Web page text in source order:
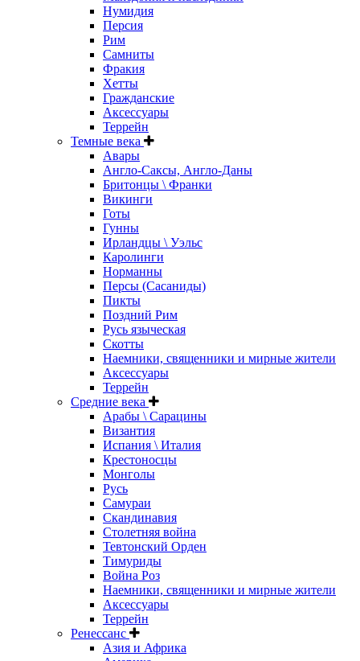
Нумидия
Персия
Рим
Самниты
Фракия
Хетты
Гражданские
Аксессуары
Террейн
Темные века
Авары
Англо-Саксы, Англо-Даны
Бритонцы \ Франки
Викинги
Готы
Гунны
Ирландцы \ Уэльс
Каролинги
Норманны
Персы (Сасаниды)
Пикты
Поздний Рим
Русь языческая
Скотты
Наемники, священники и мирные жители
Аксессуары
Террейн
Средние века
Арабы \ Сарацины
Византия
Испания \ Италия
Крестоносцы
Монголы
Русь
Самураи
Скандинавия
Столетняя война
Тевтонский Орден
Тимуриды
Война Роз
Наемники, священники и мирные жители
Аксессуары
Террейн
Ренессанс
Азия и Африка